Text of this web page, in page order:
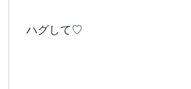
ハグして♡